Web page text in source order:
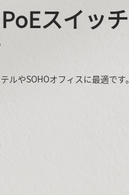
スイッチ
やSOHOオフィスに最適です。